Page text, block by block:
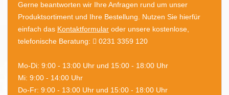
Gerne beantworten wir Ihre Anfragen rund um unser
Produktsortiment und Ihre Bestellung. Nutzen Sie hierfür
einfach das Kontaktformular oder unsere kostenlose,
telefonische Beratung:
0231 3359 120
Mo-Di: 9:00 - 13:00 Uhr und 15:00 - 18:00 Uhr
Mi: 9:00 - 14:00 Uhr
Do-Fr: 9:00 - 13:00 Uhr und 15:00 - 18:00 Uhr